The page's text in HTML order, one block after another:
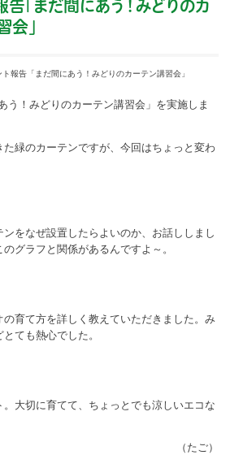
方
告「まだ間にあう！みどりのカ
」
報告「まだ間にあう！みどりのカーテン講習会」
う！みどりのカーテン講習会」を実施しま
緑のカーテンですが、今回はちょっと変わ
をなぜ設置したらよいのか、お話ししまし
グラフと関係があるんですよ～。
育て方を詳しく教えていただきました。み
ても熱心でした。
大切に育てて、ちょっとでも涼しいエコな
（たご）